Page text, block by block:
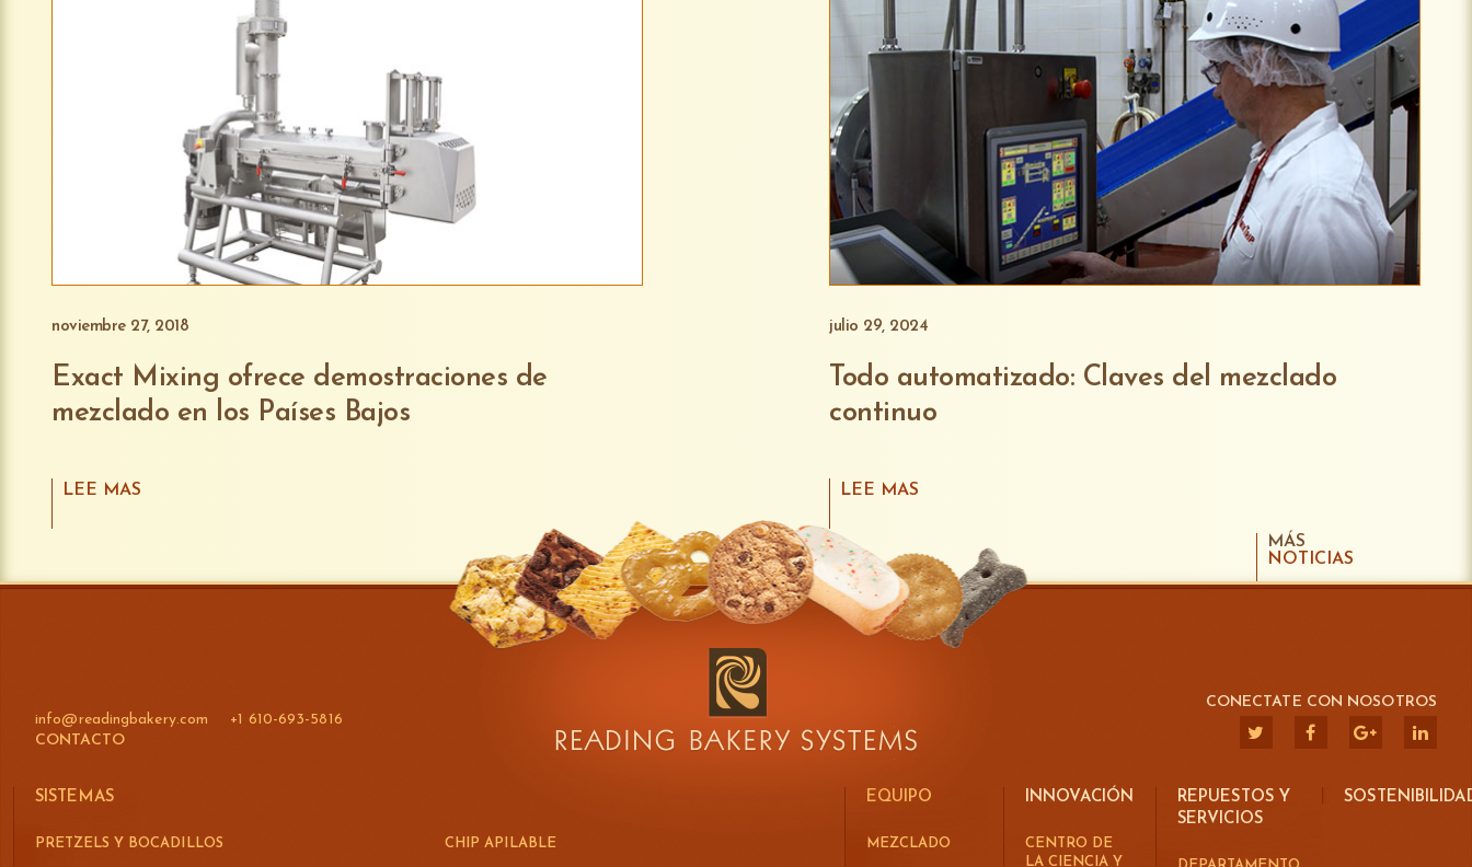
noviembre 27, 2018
Exact Mixing ofrece demostraciones de
mezclado en los Países Bajos
LEE MAS
julio 29, 2024
Todo automatizado: Claves del mezclado
continuo
LEE MAS
MÁS
NOTICIAS
info@readingbakery.com
+1 610-693-5816
CONTACTO
CONECTATE CON NOSOTROS
SISTEMAS
PRETZELS Y BOCADILLOS CHIP APILABLE
EQUIPO
MEZCLADO
INNOVACIÓN
CENTRO DE
LA CIENCIA Y
REPUESTOS Y
SERVICIOS